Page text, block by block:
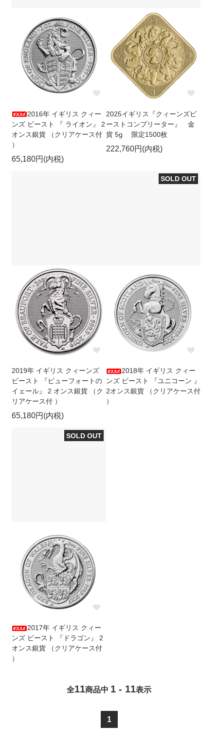
2016年 イギリス クィー
ンズ ビースト 『 ライオン』 2
オンス銀貨 （クリアケース付
）
65,180円(内税)
2025イギリス『クィーンズビ
ーストコンプリーター』 金
貨 5g 限定1500枚
222,760円(内税)
2019年 イギリス クィーンズ
ビースト 『ビューフォートの
イェール』 2 オンス銀貨 （ク
リアケース付 ）
65,180円(内税)
SOLD OUT
2018年 イギリス クィー
ンズ ビースト 『ユニコーン 』
2オンス銀貨 （クリアケース付
）
SOLD OUT
2017年 イギリス クィー
ンズ ビースト 『ドラゴン』 2
オンス銀貨 （クリアケース付
）
全11商品中 1 - 11表示
1